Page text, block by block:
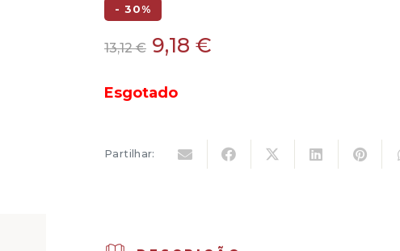
- 30%
13,12€ O
original
era:
9,18 €
Esgotado
Partilhar: